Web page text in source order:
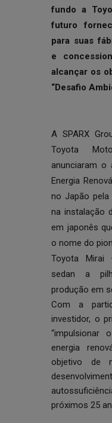
fundo a
futuro
para suas
e
alcançar os
“Desafio
A SPARX
Toyota
anunciaram o
Energia
no Japão pela
na instalação
em japonês
o nome do
Toyota Mirai
sedan a
produção em
Com a
investidor, o
“impulsionar
energia
objetivo de
próximos 25